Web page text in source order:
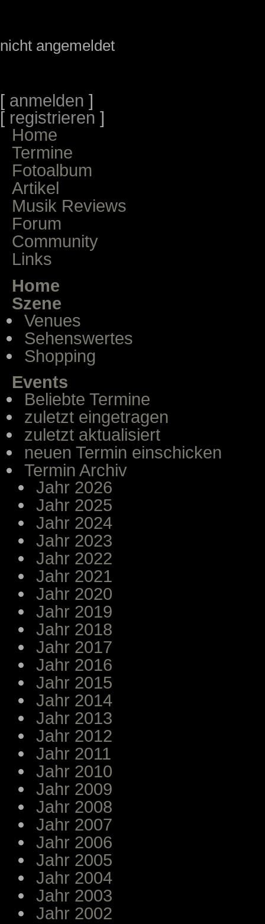
nicht angemeldet
[ anmelden ]
[ registrieren ]
Home
Termine
Fotoalbum
Artikel
Musik Reviews
Forum
Community
Links
Home
Szene
Venues
Sehenswertes
Shopping
Events
Beliebte Termine
zuletzt eingetragen
zuletzt aktualisiert
neuen Termin einschicken
Termin Archiv
Jahr 2026
Jahr 2025
Jahr 2024
Jahr 2023
Jahr 2022
Jahr 2021
Jahr 2020
Jahr 2019
Jahr 2018
Jahr 2017
Jahr 2016
Jahr 2015
Jahr 2014
Jahr 2013
Jahr 2012
Jahr 2011
Jahr 2010
Jahr 2009
Jahr 2008
Jahr 2007
Jahr 2006
Jahr 2005
Jahr 2004
Jahr 2003
Jahr 2002